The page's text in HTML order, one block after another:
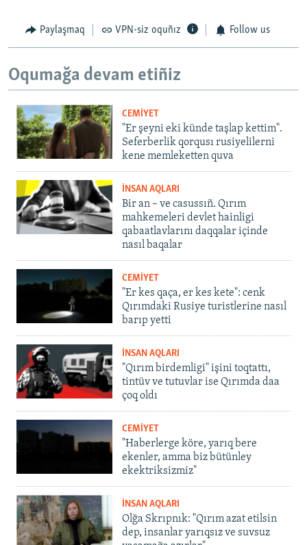
Paylaşmaq VPN-siz oquñız Follow us
Oqumağa devam etiñiz
CEMİYET
"Er şeyni eki künde taşlap kettim".
Seferberlik qorqusı rusiyelilerni
kene memleketten quva
İNSAN AQLARI
Bir an – ve casussıñ. Qırım
mahkemeleri devlet hainligi
qabaatlavlarını daqqalar içinde
nasıl baqalar
CEMİYET
"Er kes qaça, er kes kete": cenk
Qırımdaki Rusiye turistlerine nasıl
barıp yetti
İNSAN AQLARI
"Qırım birdemligi" işini toqtattı,
tintüv ve tutuvlar ise Qırımda daa
çoq oldı
CEMİYET
"Haberlerge köre, yarıq bere
ekenler, amma biz bütünley
ekektriksizmiz"
İNSAN AQLARI
Olğa Skrıpnık: "Qırım azat etilsin
dep, insanlar yarıqsız ve suvsuz